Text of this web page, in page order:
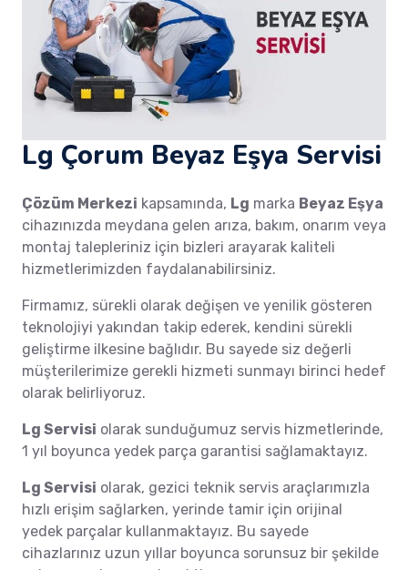
Lg Çorum Beyaz Eşya Servisi
Çözüm Merkezi kapsamında, Lg marka Beyaz Eşya
cihazınızda meydana gelen arıza, bakım, onarım veya
montaj talepleriniz için bizleri arayarak kaliteli
hizmetlerimizden faydalanabilirsiniz.
Firmamız, sürekli olarak değişen ve yenilik gösteren
teknolojiyi yakından takip ederek, kendini sürekli
geliştirme ilkesine bağlıdır. Bu sayede siz değerli
müşterilerimize gerekli hizmeti sunmayı birinci hedef
olarak belirliyoruz.
Lg Servisi olarak sunduğumuz servis hizmetlerinde,
1 yıl boyunca yedek parça garantisi sağlamaktayız.
Lg Servisi olarak, gezici teknik servis araçlarımızla
hızlı erişim sağlarken, yerinde tamir için orijinal
yedek parçalar kullanmaktayız. Bu sayede
cihazlarınız uzun yıllar boyunca sorunsuz bir şekilde